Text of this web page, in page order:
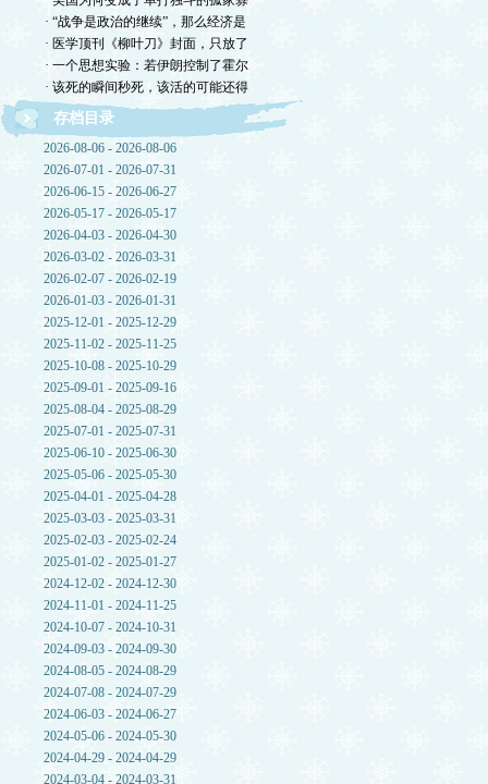
· “战争是政治的继续”，那么经济是
· 医学顶刊《柳叶刀》封面，只放了
· 一个思想实验：若伊朗控制了霍尔
· 该死的瞬间秒死，该活的可能还得
存档目录
2026-08-06 - 2026-08-06
2026-07-01 - 2026-07-31
2026-06-15 - 2026-06-27
2026-05-17 - 2026-05-17
2026-04-03 - 2026-04-30
2026-03-02 - 2026-03-31
2026-02-07 - 2026-02-19
2026-01-03 - 2026-01-31
2025-12-01 - 2025-12-29
2025-11-02 - 2025-11-25
2025-10-08 - 2025-10-29
2025-09-01 - 2025-09-16
2025-08-04 - 2025-08-29
2025-07-01 - 2025-07-31
2025-06-10 - 2025-06-30
2025-05-06 - 2025-05-30
2025-04-01 - 2025-04-28
2025-03-03 - 2025-03-31
2025-02-03 - 2025-02-24
2025-01-02 - 2025-01-27
2024-12-02 - 2024-12-30
2024-11-01 - 2024-11-25
2024-10-07 - 2024-10-31
2024-09-03 - 2024-09-30
2024-08-05 - 2024-08-29
2024-07-08 - 2024-07-29
2024-06-03 - 2024-06-27
2024-05-06 - 2024-05-30
2024-04-29 - 2024-04-29
2024-03-04 - 2024-03-31